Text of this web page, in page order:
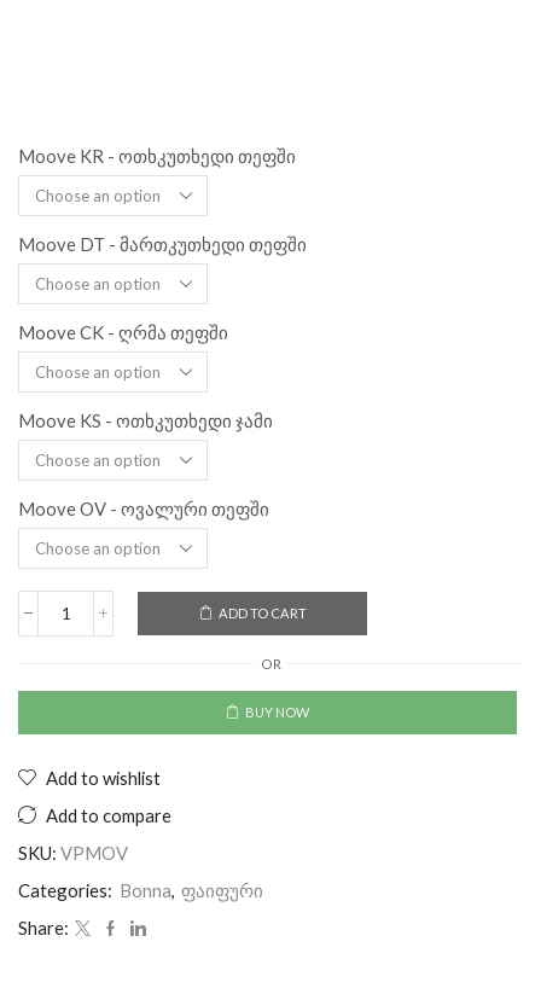
Moove KR - ოთხკუთხედი თეფში
Moove DT - მართკუთხედი თეფში
Moove CK - ღრმა თეფში
Moove KS - ოთხკუთხედი ჯამი
Moove OV - ოვალური თეფში
ADD TO CART
OR
BUY NOW
Add to wishlist
Add to compare
SKU: VPMOV
Categories: Bonna, ფაიფური
Share: